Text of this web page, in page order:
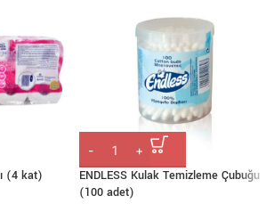
(4 kat)
ENDLESS Kulak Temizleme Çubuğu
(100 adet)